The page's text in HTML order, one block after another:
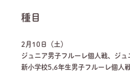
種目
2月10日（土）
ジュニア男子フルーレ個人戦、ジ
新小学校5,6年生男子フルーレ個人